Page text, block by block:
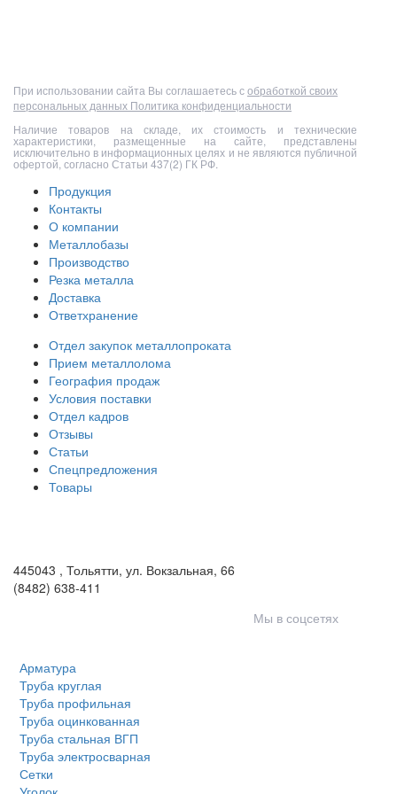
При использовании сайта Вы соглашаетесь собработкой своих
персональных данных Политика конфиденциальности
Наличие товаров на складе, их стоимость и технические
характеристики, размещенные на сайте, представлены
исключительно в информационных целях и не являются публичной
офертой, согласно Статьи 437(2) ГК РФ.
Продукция
Контакты
О компании
Металлобазы
Производство
Резка металла
Доставка
Ответхранение
Отдел закупок металлопроката
Прием металлолома
География продаж
Условия поставки
Отдел кадров
Отзывы
Статьи
Спецпредложения
Товары
445043 , Тольятти, ул. Вокзальная, 66
(8482) 638-411
Мы в соцсетях
Арматура
Труба круглая
Труба профильная
Труба оцинкованная
Труба стальная ВГП
Труба электросварная
Сетки